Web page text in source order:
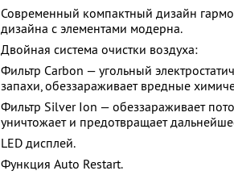
Современный компактный дизайн
дизайна с элементами модерна.
Двойная система очистки воздуха:
Фильтр Carbon — угольный
запахи, обеззараживает вредные
Фильтр Silver Ion — обеззараживает
уничтожает и предотвращает
LED дисплей.
Функция Autо Restart.